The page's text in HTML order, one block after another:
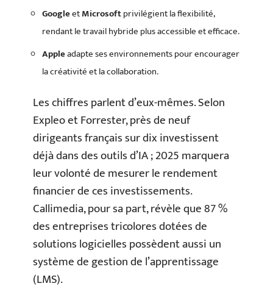
GoogleetMicrosoftprivilégient la flexibilité,
rendant le travail hybride plus accessible et efficace.
Appleadapte ses environnements pour encourager
la créativité et la collaboration.
Les chiffres parlent d’eux-mêmes. Selon
Expleo et Forrester, près de neuf
dirigeants français sur dix investissent
déjà dans des outils d’IA ; 2025 marquera
leur volonté de mesurer le rendement
financier de ces investissements.
Callimedia, pour sa part, révèle que 87 %
des entreprises tricolores dotées de
solutions logicielles possèdent aussi un
système de gestion de l’apprentissage
(LMS).